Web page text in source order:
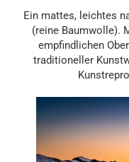
Ein mattes, leichtes
(reine Baumwolle).
empfindlichen
traditioneller